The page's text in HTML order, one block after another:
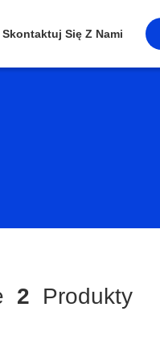
Skontaktuj Się Z Nami
2 Produkty